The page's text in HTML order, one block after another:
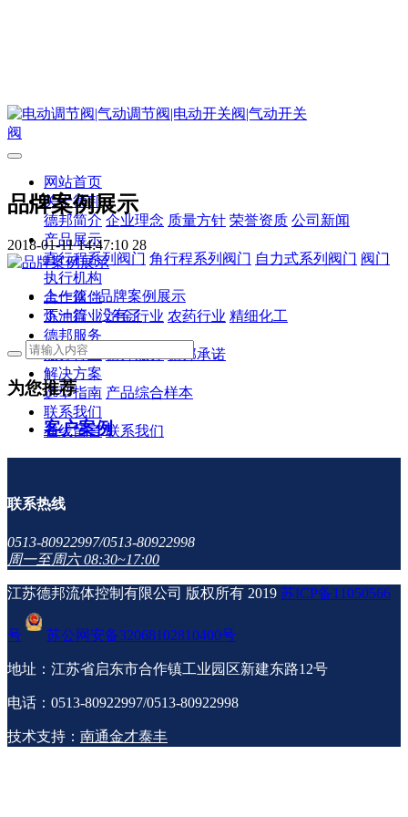
网站首页
关于德邦
德邦简介 企业理念 质量方针 荣誉资质 公司新闻
产品展示
直行程系列阀门 角行程系列阀门 自力式系列阀门 阀门
执行机构
合作伙伴
炼油行业 冶金行业 农药行业 精细化工
德邦服务
服务行业
德邦承诺
解决方案
选型指南 产品综合样本
联系我们
在线留言 联系我们
品牌案例展示
2018-01-11 14:47:10 28
上一篇: 品牌案例展示
下一篇: 没有了
为您推荐
客户案例
联系热线
0513-80922997/0513-80922998
周一至周六 08:30~17:00
江苏德邦流体控制有限公司 版权所有 2019 苏ICP备11050566
号 苏公网安备32068102810400号
地址：江苏省启东市合作镇工业园区新建东路12号
电话：0513-80922997/0513-80922998
技术支持： 南通金才泰丰